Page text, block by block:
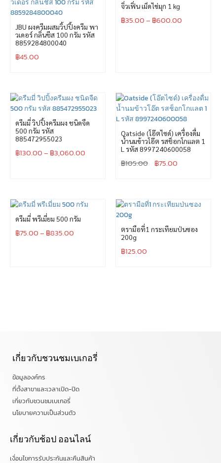
JBU ผงครีมผสมวิ้ปปิ้งครีม พา
วเดอร์ กลิ่นชีส 100 กรัม รหัส
8859284800040
฿45.00
จิ่วเฟิ่น เม็ดไข่มุก 1 kg
฿35.00– ฿600.00
ดรีมมี่ วิปปิ้งครีมผง ชนิดจืด
500 กรัม รหัส
885472955023
฿130.00– ฿3,060.00
Oatside (โอ๊ตไซด์) เครื่องดื่ม
น้ำนมข้าวโอ๊ต รสช็อกโกแลต 1
L รหัส 8997240600058
฿105.00 ฿75.00
ดรีมมี่ พรีเมี่ยม 500 กรัม
฿75.00– ฿835.00
ตรามือที่1 กระเทียมป่นซอง
200g
฿125.00
เกี่ยวกับชวนชมเบเกอรี่
ข้อมูลองค์กร
ที่ตั้งสาขาและเวลาเปิด-ปิด
เกี่ยวกับชวนชมเบเกอรี่
นโยบายความเป็นส่วนตัว
เกี่ยวกับช้อป ออนไลน์
เงื่อนไขการรับประกันและคืนสินค้า